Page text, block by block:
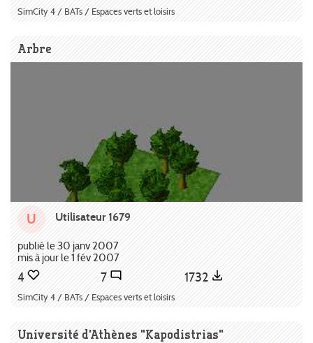
SimCity 4 / BATs / Espaces verts et loisirs
Arbre
U Utilisateur 1679
publié le 30 janv 2007
mis à jour le 1 fév 2007
4 7 1732
SimCity 4 / BATs / Espaces verts et loisirs
Université d'Athènes "Kapodistrias"